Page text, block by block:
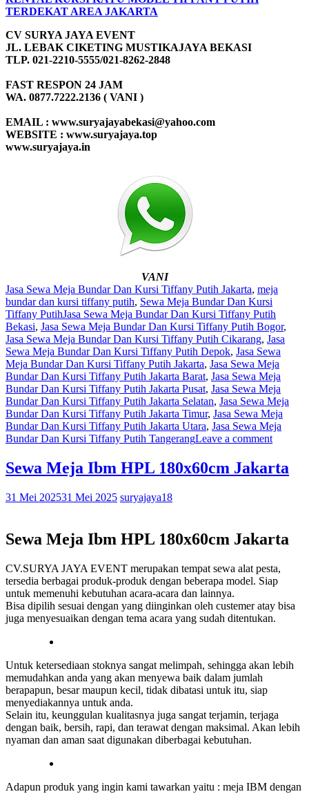
TERDEKAT AREA JAKARTA
CV SURYA JAYA EVENT
JL. LEBAK CIKETING MUSTIKAJAYA BEKASI
TLP. 021-2210-5555/021-8262-2848
FAST RESPON 24 JAM
WA. 0877.7222.2136 ( VANI )
EMAIL : www.suryajayabekasi@yahoo.com
WEBSITE : www.suryajaya.top
www.suryajaya.in
VANI
Jasa Sewa Meja Bundar Dan Kursi Tiffany Putih Jakarta, meja
bundar dan kursi tiffany putih, Sewa Meja Bundar Dan Kursi
Tiffany PutihJasa Sewa Meja Bundar Dan Kursi Tiffany Putih
Bekasi, Jasa Sewa Meja Bundar Dan Kursi Tiffany Putih Bogor,
Jasa Sewa Meja Bundar Dan Kursi Tiffany Putih Cikarang, Jasa
Sewa Meja Bundar Dan Kursi Tiffany Putih Depok, Jasa Sewa
Meja Bundar Dan Kursi Tiffany Putih Jakarta, Jasa Sewa Meja
Bundar Dan Kursi Tiffany Putih Jakarta Barat, Jasa Sewa Meja
Bundar Dan Kursi Tiffany Putih Jakarta Pusat, Jasa Sewa Meja
Bundar Dan Kursi Tiffany Putih Jakarta Selatan, Jasa Sewa Meja
Bundar Dan Kursi Tiffany Putih Jakarta Timur, Jasa Sewa Meja
Bundar Dan Kursi Tiffany Putih Jakarta Utara, Jasa Sewa Meja
Bundar Dan Kursi Tiffany Putih TangerangLeave a comment
Sewa Meja Ibm HPL 180x60cm Jakarta
31 Mei 202531 Mei 2025 suryajaya18
Sewa Meja Ibm HPL 180x60cm Jakarta
CV.SURYA JAYA EVENT merupakan tempat sewa alat pesta,
tersedia berbagai produk-produk dengan beberapa model. Siap
untuk memenuhi kebutuhan acara-acara dan lainnya.
Bisa dipilih sesuai dengan yang diinginkan oleh custemer atay bisa
juga menyesuaikan dengan tema acara yang sudah ditentukan.
Untuk ketersediaan stoknya sangat melimpah, sehingga akan lebih
memudahkan anda yang akan menyewa baik dalam jumlah
berapapun, besar maupun kecil, tidak dibatasi untuk itu, siap
menyediakannya untuk anda.
Selain itu, keunggulan kualitasnya juga sangat terjamin, terjaga
dengan baik, bersih, rapi, dan terawat dengan maksimal. Akan lebih
nyaman dan aman saat digunakan diberbagai kebutuhan.
Adapun produk yang ingin kami tawarkan yaitu : meja IBM dengan